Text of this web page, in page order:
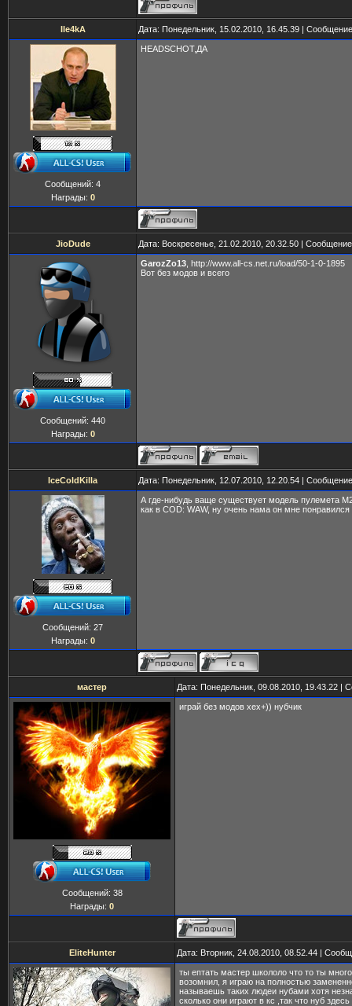
IIe4kA Дата: Понедельник, 15.02.2010, 16.45.39 |
Сообщений: 4
Награды: 0
HEADSCHOT,ДА
JioDude Дата: Воскресенье, 21.02.2010, 20.32.50 |
Сообщений: 440
Награды: 0
GarozZo13 , http://www.all-cs.net.ru/load/50-1-0-1895
Вот без модов и всего
IceColdKilla Дата: Понедельник, 12.07.2010, 12.20.54 |
Сообщений: 27
Награды: 0
А где-нибудь ваще существует модель пулемета
как в COD: WAW, ну очень нама он мне понравился
мастер Дата: Понедельник, 09.08.2010, 19.43.22 |
Сообщений: 38
Награды: 0
играй без модов хех+)) нубчик
EliteHunter Дата: Вторник, 24.08.2010, 08.52.44 |
ты ептать мастер школоло что то ты
возомнил, я играю на полностью
называешь таких людеи нубами хотя
сколько они играют в кс ,так что нуб